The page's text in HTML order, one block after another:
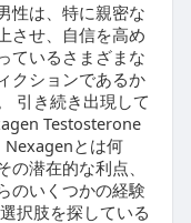
性は、特に親密な
させ、自信を高め
ているさまざまな
クションであるか
引き続き出現して
Testosterone
Nexagenとは何
潜在的な利点、
のいくつかの経験
択肢を探している